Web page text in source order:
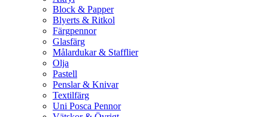
Block & Papper
Blyerts & Ritkol
Färgpennor
Glasfärg
Målardukar & Stafflier
Olja
Pastell
Penslar & Knivar
Textilfärg
Uni Posca Pennor